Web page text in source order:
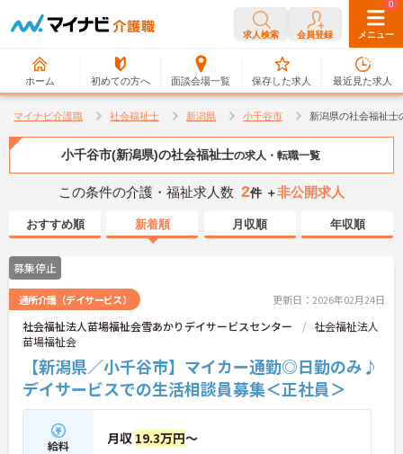
求人検索 会員登録 メニュー
ホーム 初めての方へ 面談会場一覧
0
保存した求人
0
最近見た求人
マイナビ介護職 社会福祉士 新潟県 小千谷市 新潟県の社会福祉士
小千谷市(新潟県)の社会福祉士の求人・転職一覧
この条件の介護・福祉求人数 2件 ＋非公開求人
おすすめ順 新着順 月収順 年収順
募集停止
通所介護（デイサービス） 更新日：2026年02月24日
社会福祉法人苗場福祉会雪あかりデイサービスセンター
社会福祉法人
苗場福祉会
【新潟県／小千谷市】マイカー通勤◎日勤のみ♪
デイサービスでの生活相談員募集＜正社員＞
給料 月収 19.3万円～